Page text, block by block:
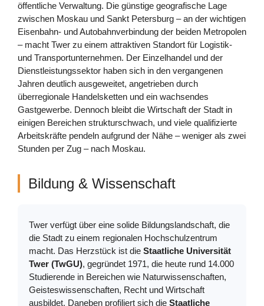
öffentliche Verwaltung. Die günstige geografische Lage
zwischen Moskau und Sankt Petersburg – an der wichtigen
Eisenbahn- und Autobahnverbindung der beiden Metropolen
– macht Twer zu einem attraktiven Standort für Logistik-
und Transportunternehmen. Der Einzelhandel und der
Dienstleistungssektor haben sich in den vergangenen
Jahren deutlich ausgeweitet, angetrieben durch
überregionale Handelsketten und ein wachsendes
Gastgewerbe. Dennoch bleibt die Wirtschaft der Stadt in
einigen Bereichen strukturschwach, und viele qualifizierte
Arbeitskräfte pendeln aufgrund der Nähe – weniger als zwei
Stunden per Zug – nach Moskau.
Bildung & Wissenschaft
Twer verfügt über eine solide Bildungslandschaft, die
die Stadt zu einem regionalen Hochschulzentrum
macht. Das Herzstück ist dieStaatliche Universität
Twer (TwGU), gegründet 1971, die heute rund 14.000
Studierende in Bereichen wie Naturwissenschaften,
Geisteswissenschaften, Recht und Wirtschaft
ausbildet. Daneben profiliert sich dieStaatliche